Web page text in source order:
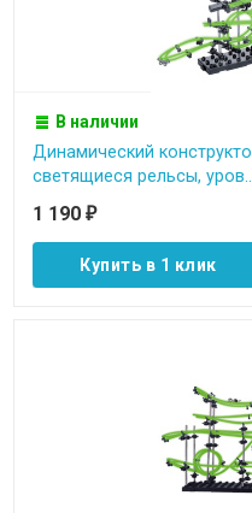
В наличии
Динамический
светящиеся рельсы, уров...
1 190 ₽
Купить в 1 клик